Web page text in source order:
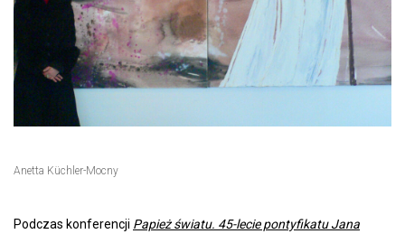
Anetta Küchler-Mocny
Podczas konferencji Papież światu. 45-lecie pontyfikatu Jana